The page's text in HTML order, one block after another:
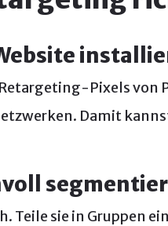
Pixels von
Damit
Teile sie in Gruppen